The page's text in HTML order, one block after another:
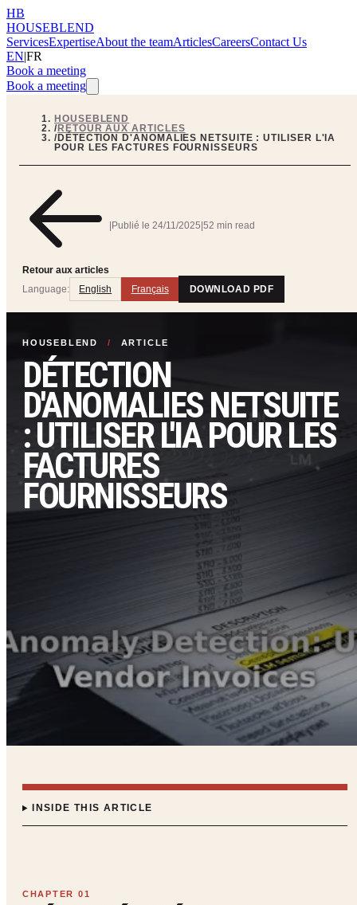
HB
HOUSEBLEND
ServicesExpertiseAbout the teamArticlesCareersContact Us
EN|FR
Book a meeting
Book a meeting
HOUSEBLEND
/RETOUR AUX ARTICLES
/DÉTECTION D'ANOMALIES NETSUITE : UTILISER L'IA
POUR LES FACTURES FOURNISSEURS
Retour aux articles
Publié le 24/11/2025 52 min read
Language: English Français DOWNLOAD PDF
HOUSEBLEND / ARTICLE
DÉTECTION
D'ANOMALIES NETSUITE
: UTILISER L'IA POUR LES
FACTURES
FOURNISSEURS
INSIDE THIS ARTICLE